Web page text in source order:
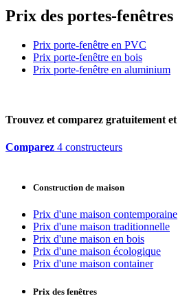
Prix des portes-fenêtres
Prix porte-fenêtre en PVC
Prix porte-fenêtre en bois
Prix porte-fenêtre en aluminium
Trouvez et comparez gratuitement et
Comparez 4 constructeurs
Construction de maison
Prix d'une maison contemporaine
Prix d'une maison traditionnelle
Prix d'une maison en bois
Prix d'une maison écologique
Prix d'une maison container
Prix des fenêtres